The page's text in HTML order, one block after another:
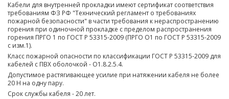
Кабели для внутренней прокладки имеют сертификат соответствия
требованиям ФЗ РФ "Технический регламент о требованиях
пожарной безопасности" в части требования к нераспространению
горения при одиночной прокладке с пределом распространения
горения ПРГО 1 по ГОСТ Р 53315-2009 (ПРГО О1 по ГОСТ Р 53315-2009
с изм.1).
Класс пожарной опасности по классификации ГОСТ Р 53315-2009 для
кабелей с ПВХ оболочкой - О1.8.2.5.4.
Допустимое растягивающее усилие при натяжении кабеля не более
20 Н на одну пару.
Срок службы кабеля - 20 лет.